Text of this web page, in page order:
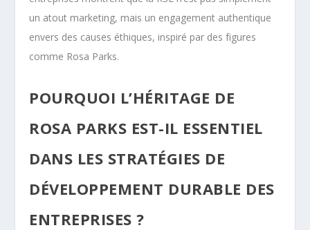
un atout marketing, mais un engagement authentique
envers des causes éthiques, inspiré par des figures
comme Rosa Parks.
POURQUOI L’HÉRITAGE DE
ROSA PARKS EST-IL ESSENTIEL
DANS LES STRATÉGIES DE
DÉVELOPPEMENT DURABLE DES
ENTREPRISES ?